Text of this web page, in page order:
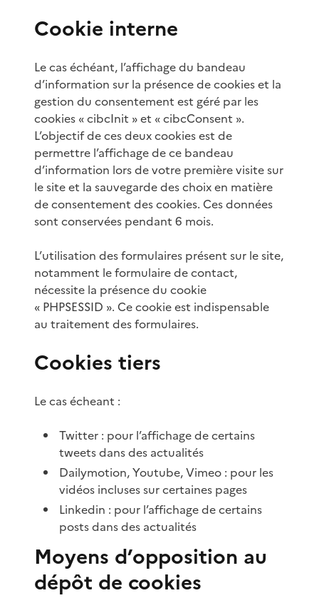
Cookie interne
Le cas échéant, l’affichage du bandeau
d’information sur la présence de cookies et la
gestion du consentement est géré par les
cookies « cibcInit » et « cibcConsent ».
L’objectif de ces deux cookies est de
permettre l’affichage de ce bandeau
d’information lors de votre première visite sur
le site et la sauvegarde des choix en matière
de consentement des cookies. Ces données
sont conservées pendant 6 mois.
L’utilisation des formulaires présent sur le site,
notamment le formulaire de contact,
nécessite la présence du cookie
« PHPSESSID ». Ce cookie est indispensable
au traitement des formulaires.
Cookies tiers
Le cas écheant :
Twitter : pour l’affichage de certains
tweets dans des actualités
Dailymotion, Youtube, Vimeo : pour les
vidéos incluses sur certaines pages
Linkedin : pour l’affichage de certains
posts dans des actualités
Moyens d’opposition au
dépôt de cookies